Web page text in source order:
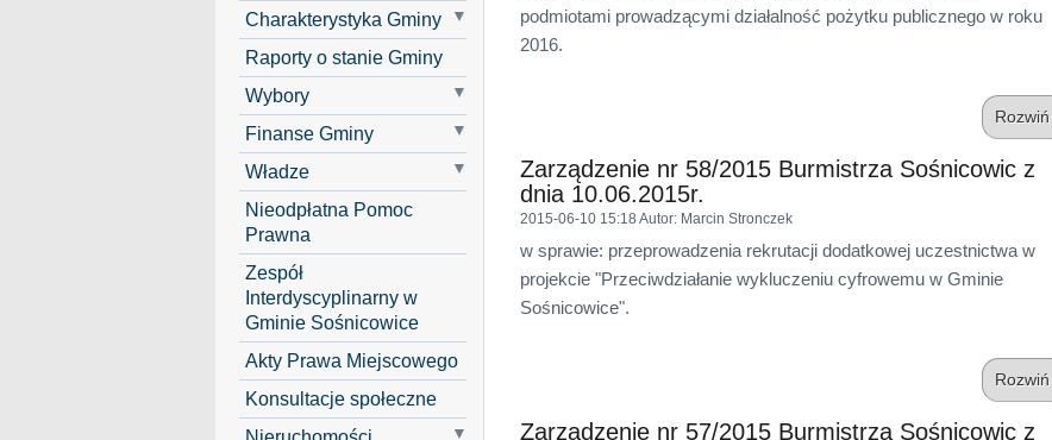
Charakterystyka Gminy
Raporty o stanie Gminy
Wybory
Finanse Gminy
Władze
Nieodpłatna Pomoc
Prawna
Zespół
Interdyscyplinarny w
Gminie Sośnicowice
Akty Prawa Miejscowego
Konsultacje społeczne
podmiotami prowadzącymi działalność pożytku publicznego w roku
2016.
Rozwiń
Zarządzenie nr 58/2015 Burmistrza Sośnicowic z
dnia 10.06.2015r.
2015-06-10 15:18 Autor: Marcin Stronczek
w sprawie: przeprowadzenia rekrutacji dodatkowej uczestnictwa w
projekcie "Przeciwdziałanie wykluczeniu cyfrowemu w Gminie
Sośnicowice".
Rozwiń
Zarządzenie nr 57/2015 Burmistrza Sośnicowic z